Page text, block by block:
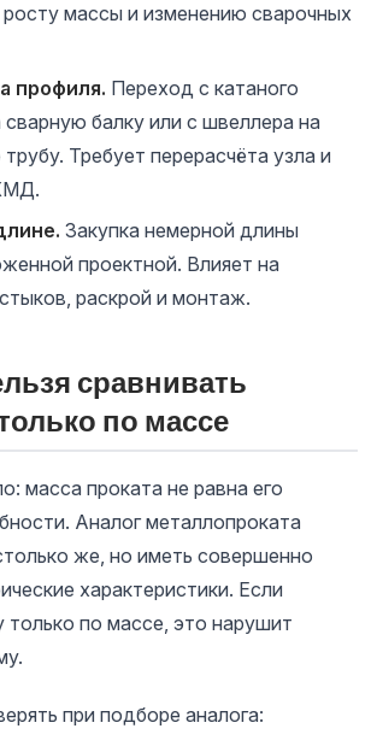
массы и изменению сварочных
профиля. Переход с катаного
балку или с швеллера на
Требует перерасчёта узла и
Закупка немерной длины
проектной. Влияет на
раскрой и монтаж.
сравнивать
по массе
масса проката не равна его
Аналог металлопроката
же, но иметь совершенно
характеристики. Если
только по массе, это нарушит
при подборе аналога: